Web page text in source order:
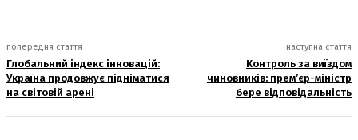
попередня стаття
Глобальний індекс інновацій:
Україна продовжує підніматися
на світовій арені
наступна стаття
Контроль за виїздом
чиновників: прем’єр-міністр
бере відповідальність